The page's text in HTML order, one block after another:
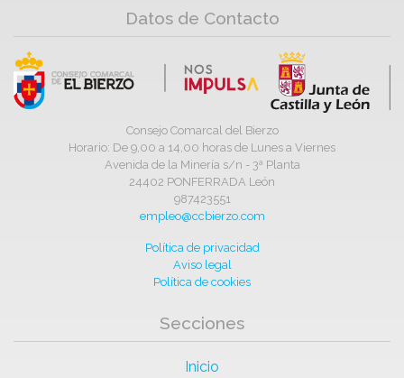
Datos de Contacto
Consejo Comarcal del Bierzo
Horario: De 9,00 a 14,00 horas de Lunes a Viernes
Avenida de la Minería s/n - 3ª Planta
24402 PONFERRADA León
987423551
empleo@ccbierzo.com
Política de privacidad
Aviso legal
Política de cookies
Secciones
Inicio